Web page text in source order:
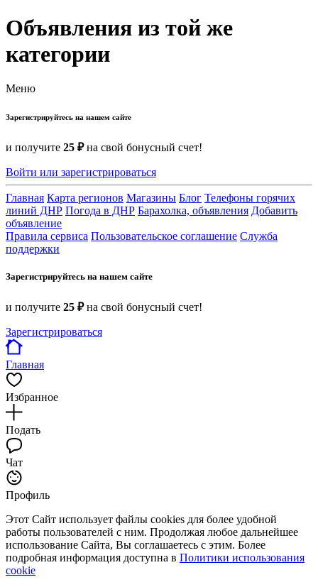
Объявления из той же
категории
Меню
Зарегистрируйтесь на нашем сайте
и получите 25 ₽на свой бонусный счет!
Войти или зарегистрироваться
Главная Карта регионов Магазины Блог Телефоны горячих
линий ДНР Погода в ДНР Барахолка, объявления Добавить
объявление
Правила сервиса Пользовательское соглашение Служба
поддержки
Зарегистрируйтесь на нашем сайте
и получите 25 ₽на свой бонусный счет!
Зарегистрироваться
Главная
Избранное
Подать
Чат
Профиль
Этот Сайт использует файлы cookies для более удобной
работы пользователей с ним. Продолжая любое дальнейшее
использование Сайта, Вы соглашаетесь с этим. Более
подробная информация доступна в Политики использования
cookie